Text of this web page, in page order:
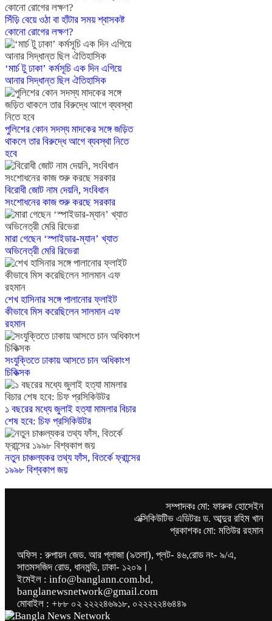
সিঁড়ি বেয়ে ওঠা বা হাঁটার সময় শ্বাসকষ্ট
কোনো রোগের লক্ষণ?
‘মার্চ টু ঢাকা’ কর্মসূচি এক দিন এগিয়ে
আনার সিদ্ধান্ত ছিল ঐতিহাসিক
পুলিশের কোন সদস্য মাদকের সঙ্গে জড়িত
থাকলে তার বিরুদ্ধে আগে ব্যবস্থা নিতে
হবে
বিরোধী জোট নাম দেয়নি, সংবিধান
সংশোধনের কাজ শুরু করছে সরকার
মারা গেছেন ‘স্পাইডার-ম্যান’ খ্যাত
অভিনেত্রী মেরি রিভেরা
শেখ হাসিনার সঙ্গে পালানোর ফ্লাইট
কীভাবে মিস করেছিলেন সালমান এফ
রহমান
সংযুক্তিতে ঢাকায় আসতে চান অধিকাংশ
চিকিত্সক
১ বছরের মধ্যে জুলাই হত্যা মামলার বিচার
শেষ হবে: চিফ প্রসিকিউটর
নতুন চাঞ্চল্যকর তথ্য ফাঁস, বিতর্কে ফ্রান্সের
১৯৯৮ বিশ্বকাপ জয়
সম্পাদকঃ মো: ফারুক হোসেইন
এক্সিকিউটিভ এডিটরঃ ড. আব্দুর রহিম খান
প্রকাশকঃ মো: মতিউর রহমান
অফিস : রুপায়ন জেড. আর প্লাজা (৯তলা), প্লট- ৪৬,রোড নং- ৯/এ,
সাতমসজিদ রোড, ধানমন্ডি, ঢাকা- ১২০৯।
ইমেইল : info@banglann.com.bd,
banglanewsnetwork@gmail.com
মোবাইল : +৮৮ ০২ ২২২২৪৬৯১৮, ০২২২২২৪৬৪৪৯